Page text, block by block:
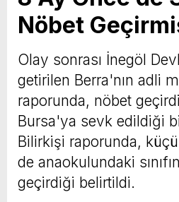
Nöbet
Olay sonrası İnegöl
getirilen Berra'nın adli
raporunda, nöbet
Bursa'ya sevk edildiği
Bilirkişi raporunda,
de anaokulundaki
geçirdiği belirtildi.